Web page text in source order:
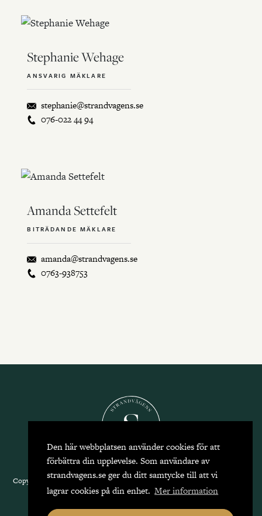
Den här webbplatsen använder cookies för att
förbättra din upplevelse. Som användare av
strandvagens.se ger du ditt samtycke till att vi
lagrar cookies på din enhet. Mer information
Stephanie Wehage
ANSVARIG MÄKLARE
stephanie@strandvagens.se
076-022 44 94
Amanda Settefelt
BITRÄDANDE MÄKLARE
amanda@strandvagens.se
0763-938753
Copyright 2026 Strandvägens Mäkleri, alla rättigheter reserverade.
oss|Integritetspolicy